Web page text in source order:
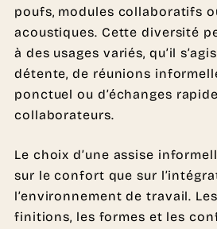
poufs, modules collaboratifs
acoustiques. Cette diversité
à des usages variés, qu’il
détente, de réunions
ponctuel ou d’échanges
collaborateurs.
Le choix d’une assise
sur le confort que sur
l’environnement de travail.
finitions, les formes et les